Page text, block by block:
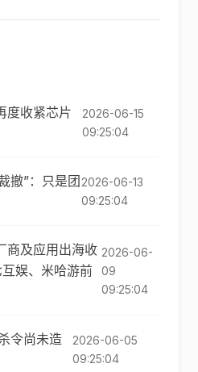
度收紧芯片
2026-06-15
09:25:04
撤”：只是团 2026-06-13
09:25:04
商及应用出海收
娱、米哈游前
2026-06-
09
09:25:04
令尚未造
2026-06-05
09:25:04